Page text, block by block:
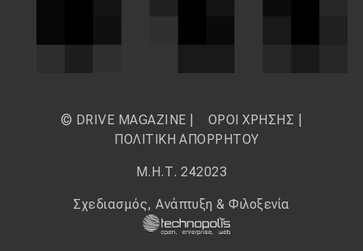
© DRIVE MAGAZINE | ΟΡΟΙ ΧΡΗΣΗΣ
ΠΟΛΙΤΙΚΗ ΑΠΟΡΡΗΤΟΥ
Μ.Η.Τ. 242023
Σχεδιασμός, Ανάπτυξη & Φιλοξενία